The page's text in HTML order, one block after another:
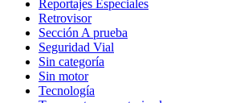
Reportajes Especiales
Retrovisor
Sección A prueba
Seguridad Vial
Sin categoría
Sin motor
Tecnología